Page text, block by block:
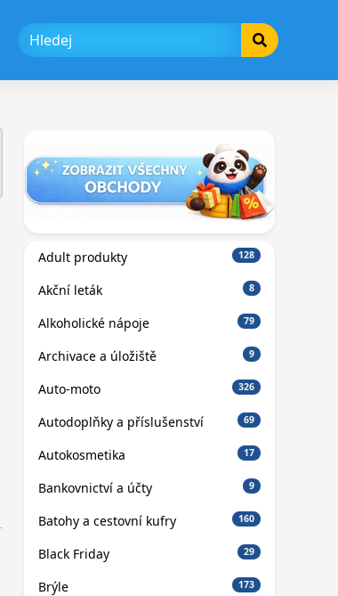
Adult produkty 128
Akční leták 8
Alkoholické nápoje 79
Archivace a úložiště 9
Auto-moto 326
Autodoplňky a příslušenství 69
Autokosmetika 17
Bankovnictví a účty 9
Batohy a cestovní kufry 160
Black Friday 29
Brýle 173